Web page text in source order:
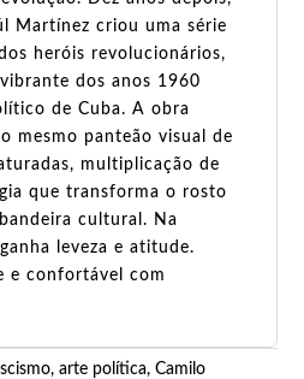
Martínez criou uma série
heróis revolucionários,
dos anos 1960
de Cuba. A obra
mesmo panteão visual de
multiplicação de
que transforma o rosto
cultural. Na
leveza e atitude.
e confortável com
,arte política,Camilo